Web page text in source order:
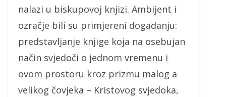
nalazi u biskupovoj knjizi. Ambijent i
ozračje bili su primjereni događanju:
predstavljanje knjige koja na osebujan
način svjedoči o jednom vremenu i
ovom prostoru kroz prizmu malog a
velikog čovjeka – Kristovog svjedoka,